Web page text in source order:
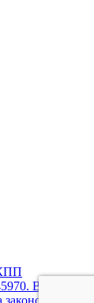
Все права
об